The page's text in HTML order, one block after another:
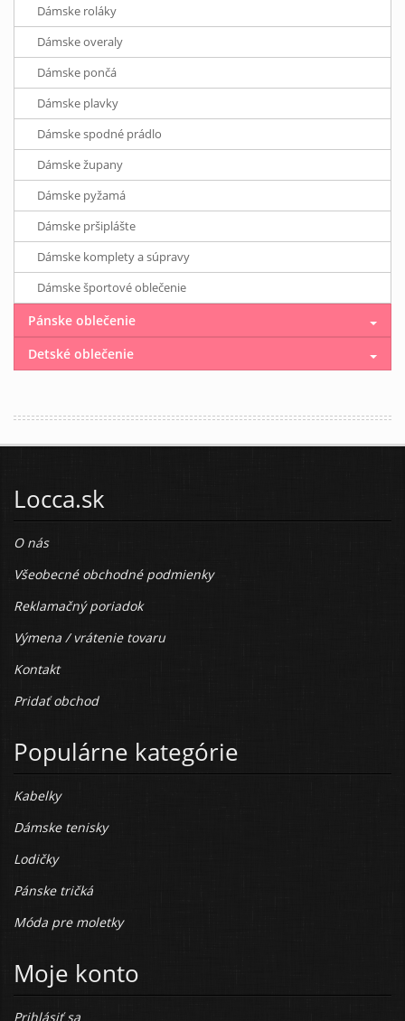
Dámske roláky
Dámske overaly
Dámske pončá
Dámske plavky
Dámske spodné prádlo
Dámske župany
Dámske pyžamá
Dámske pršiplášte
Dámske komplety a súpravy
Dámske športové oblečenie
Pánske oblečenie
Detské oblečenie
Locca.sk
O nás
Všeobecné obchodné podmienky
Reklamačný poriadok
Výmena / vrátenie tovaru
Kontakt
Pridať obchod
Populárne kategórie
Kabelky
Dámske tenisky
Lodičky
Pánske tričká
Móda pre moletky
Moje konto
Prihlásiť sa